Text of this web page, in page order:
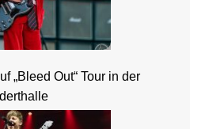
„Bleed Out“ Tour in der